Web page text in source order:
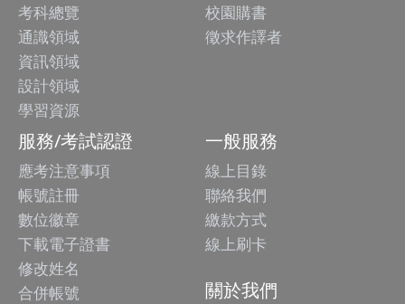
考科總覽
通識領域
資訊領域
設計領域
學習資源
校園購書
徵求作譯者
服務/考試認證
應考注意事項
帳號註冊
數位徽章
下載電子證書
修改姓名
合併帳號
一般服務
線上目錄
聯絡我們
繳款方式
線上刷卡
關於我們